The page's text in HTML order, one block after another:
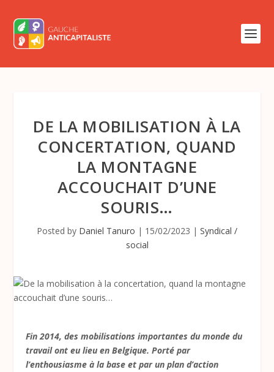
DE LA MOBILISATION À LA
CONCERTATION, QUAND
LA MONTAGNE
ACCOUCHAIT D’UNE
SOURIS…
Posted by Daniel Tanuro | 15/02/2023 | Syndical /
social
Fin 2014, des mobilisations importantes du monde du
travail ont eu lieu en Belgique. Porté par
l’enthousiasme à la base et par un plan d’action